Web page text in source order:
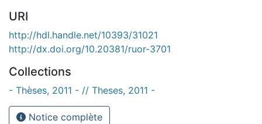
URI
http://hdl.handle.net/10393/31021
http://dx.doi.org/10.20381/ruor-3701
Collections
- Thèses, 2011 - // Theses, 2011 -
Notice complète